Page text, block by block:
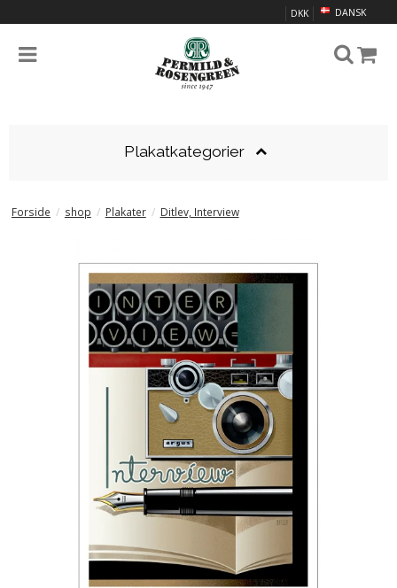
DANSK
DKK
Plakatkategorier
Forside / shop / Plakater / Ditlev, Interview